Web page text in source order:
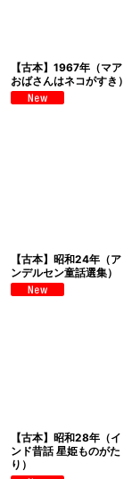
【古本】1967年（マア
おばさんはネコがすき）
【古本】昭和24年（ア
ンデルセン童話選集）
【古本】昭和28年（イ
ンド昔話 星姫ものがた
り）